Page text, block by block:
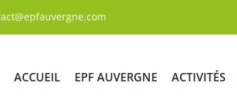
ACCUEIL EPF AUVERGNE ACTIVITÉS